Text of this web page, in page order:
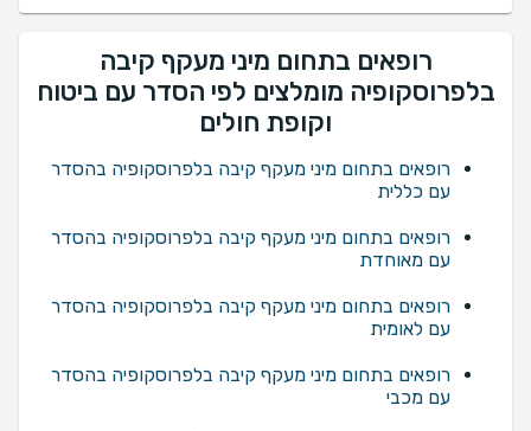
רופאים בתחום מיני מעקף קיבה
בלפרוסקופיה מומלצים לפי הסדר עם ביטוח
וקופת חולים
רופאים בתחום מיני מעקף קיבה בלפרוסקופיה בהסדר
עם כללית
רופאים בתחום מיני מעקף קיבה בלפרוסקופיה בהסדר
עם מאוחדת
רופאים בתחום מיני מעקף קיבה בלפרוסקופיה בהסדר
עם לאומית
רופאים בתחום מיני מעקף קיבה בלפרוסקופיה בהסדר
עם מכבי